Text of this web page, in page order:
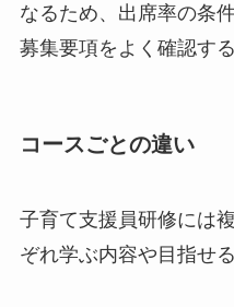
なるため、出席率の条
募集要項をよく確認す
コースごとの違い
子育て支援員研修には
ぞれ学ぶ内容や目指せ